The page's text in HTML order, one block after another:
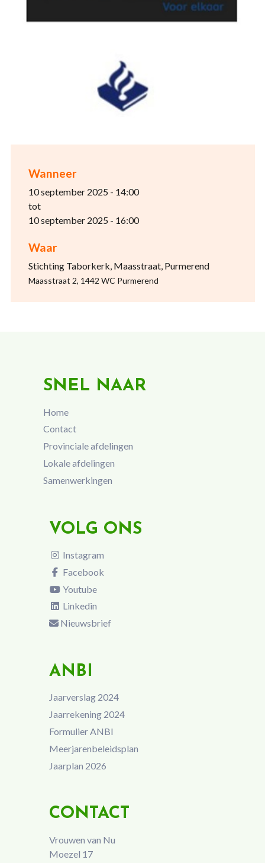
Wanneer
10 september 2025 - 14:00
tot
10 september 2025 - 16:00
Waar
Stichting Taborkerk, Maasstraat, Purmerend
Maasstraat 2, 1442 WC Purmerend
SNEL NAAR
Home
Contact
Provinciale afdelingen
Lokale afdelingen
Samenwerkingen
VOLG ONS
Instagram
Facebook
Youtube
Linkedin
Nieuwsbrief
ANBI
Jaarverslag 2024
Jaarrekening 2024
Formulier ANBI
Meerjarenbeleidsplan
Jaarplan 2026
CONTACT
Vrouwen van Nu
Moezel 17